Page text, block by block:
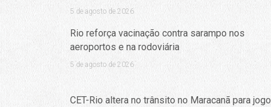
5 de agosto de 2026
Rio reforça vacinação contra sarampo nos
aeroportos e na rodoviária
5 de agosto de 2026
CET-Rio altera no trânsito no Maracanã para jogo